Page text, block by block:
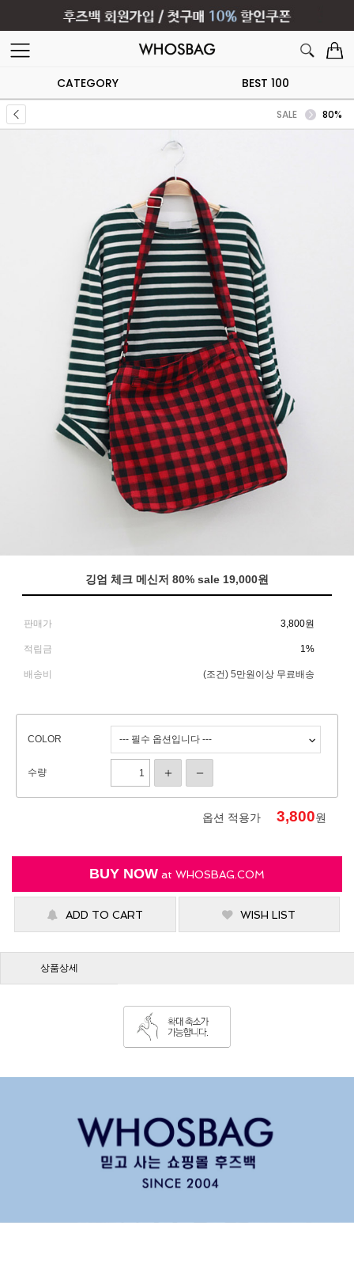
CATEGORY BEST 100
SALE 80%
깅엄 체크 메신저 80% sale 19,000원
판매가 3,800원
적립금 1%
배송비 (조건) 5만원이상 무료배송
COLOR
수량
옵션 적용가 3,800원
BUY NOW at WHOSBAG.COM
ADD TO CART WISH LIST
상품상세